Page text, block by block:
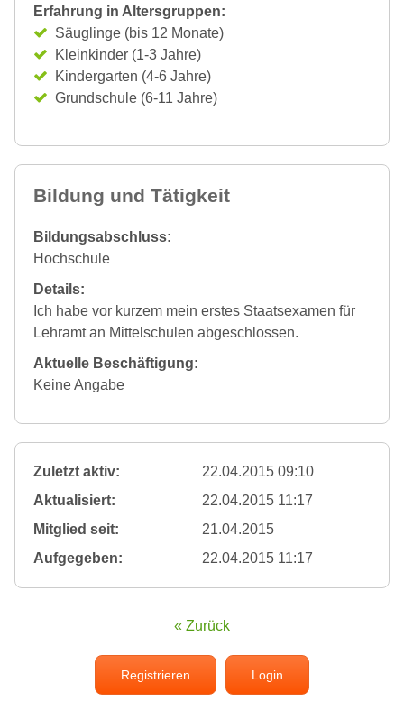
Erfahrung in Altersgruppen:
Säuglinge (bis 12 Monate)
Kleinkinder (1-3 Jahre)
Kindergarten (4-6 Jahre)
Grundschule (6-11 Jahre)
Bildung und Tätigkeit
Bildungsabschluss:
Hochschule
Details:
Ich habe vor kurzem mein erstes Staatsexamen für
Lehramt an Mittelschulen abgeschlossen.
Aktuelle Beschäftigung:
Keine Angabe
Zuletzt aktiv:
22.04.2015 09:10
Aktualisiert:
22.04.2015 11:17
Mitglied seit:
21.04.2015
Aufgegeben:
22.04.2015 11:17
« Zurück
Registrieren Login